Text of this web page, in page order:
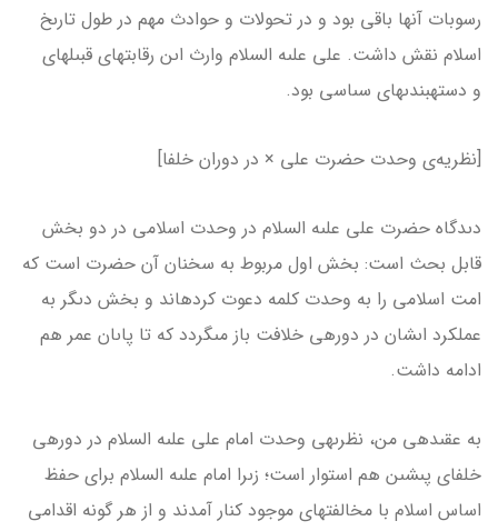
رسوبات آن­ها باقى بود و در تحولات و حوادث مهم در طول تارىخ
اسلام نقش داشت. على علىه السلام وارث اىن رقابت­هاى قبىله­اى
و دسته­بندى­هاى سىاسى بود.
[نظریه‌ی وحدت حضرت علی × در دوران خلفا]
دىدگاه حضرت على علىه السلام در وحدت اسلامى در دو بخش
قابل بحث است: بخش اول مربوط به سخنان آن حضرت است كه
امت اسلامى را به وحدت كلمه دعوت كرده­اند و بخش دىگر به
عملكرد اىشان در دوره­ى خلافت باز مى­گردد كه تا پاىان عمر هم
ادامه داشت.
به عقىده­ى من، نظرىه­ى وحدت امام على علىه السلام در دوره­ى
خلفاى پىشىن هم استوار است؛ زىرا امام علىه السلام براى حفظ
اساس اسلام با مخالفت­هاى موجود كنار آمدند و از هر گونه اقدامى